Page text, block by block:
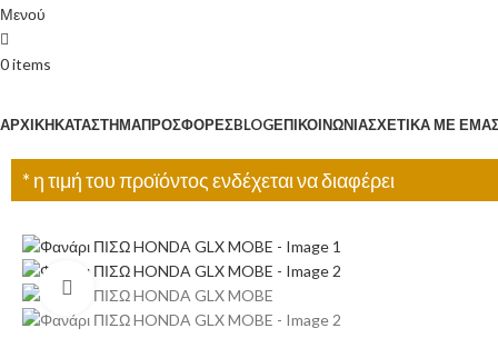
Μενού
0items
ΑΡΧΙΚΉΚΑΤΆΣΤΗΜΑΠΡΟΣΦΟΡΈΣBLOGΕΠΙΚΟΙΝΩΝΊΑΣΧΕΤΙΚΆ ΜΕ
* η τιμή του προϊόντος ενδέχεται να διαφέρει
Click to enlarge